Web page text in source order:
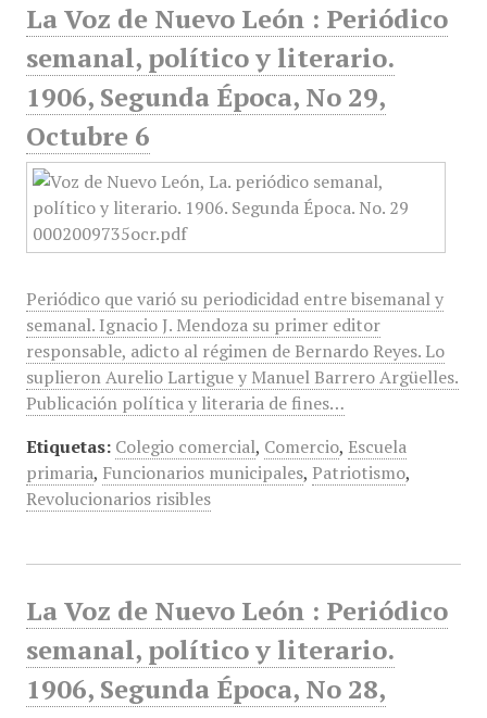
La Voz de Nuevo León : Periódico
semanal, político y literario.
1906, Segunda Época, No 29,
Octubre 6
Periódico que varió su periodicidad entre bisemanal y
semanal. Ignacio J. Mendoza su primer editor
responsable, adicto al régimen de Bernardo Reyes. Lo
suplieron Aurelio Lartigue y Manuel Barrero Argüelles.
Publicación política y literaria de fines…
Etiquetas: Colegio comercial, Comercio, Escuela
primaria, Funcionarios municipales, Patriotismo,
Revolucionarios risibles
La Voz de Nuevo León : Periódico
semanal, político y literario.
1906, Segunda Época, No 28,